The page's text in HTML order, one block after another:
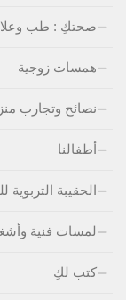
صحتكِ : طب
همسات زوجية
نصائح وتجارب
أطفالنا
الحقيبة التربوية
لمسات فنية
كتب لكِ